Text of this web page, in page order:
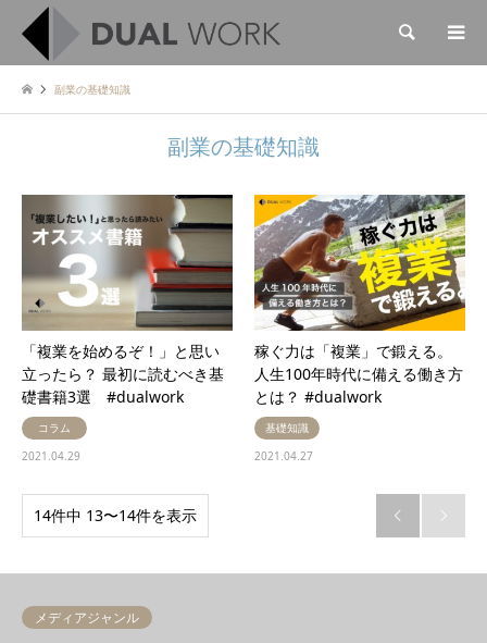
検索
副業の基礎知識
副業の基礎知識
「複業を始めるぞ！」と思い
立ったら？ 最初に読むべき基
礎書籍3選 #dualwork
コラム
2021.04.29
稼ぐ力は「複業」で鍛える。
人生100年時代に備える働き方
とは？ #dualwork
基礎知識
2021.04.27
14件中 13〜14件を表示  
メディアジャンル